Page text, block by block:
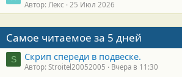
Автор: Лекс 25 Июл 2026
Самое читаемое за 5 дней
S Скрип спереди в подвеске.
Автор: Stroitel20052005 Вчера в 11:30